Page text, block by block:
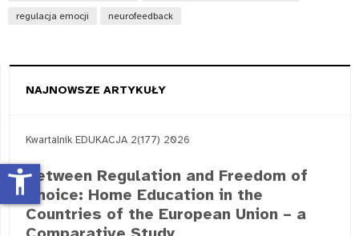
regulacja emocji neurofeedback
NAJNOWSZE ARTYKUŁY
Kwartalnik EDUKACJA 2(177) 2026
Between Regulation and Freedom of
Choice: Home Education in the
Countries of the European Union – a
accessibility_new